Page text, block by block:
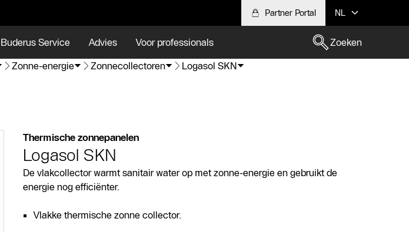
Partner Portal NL
Buderus Service Advies Voor professionals
Zoeken
Zonne-energie Zonnecollectoren Logasol SKN
Thermische zonnepanelen
Logasol SKN
De vlakcollector warmt sanitair water op met zonne-energie en gebruikt de
energie nog efficiënter.
Vlakke thermische zonne collector.